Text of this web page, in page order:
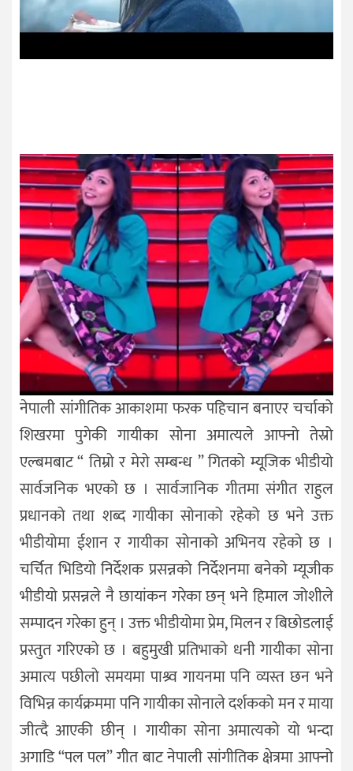
नेपाली सांगीतिक आकाशमा फरक पहिचान बनाएर चर्चाको
शिखरमा पुगेकी गायीका सोना अमात्यले आफ्नो तेस्रो
एल्बमबाट “ तिम्रो र मेरो सम्बन्ध ” गितको म्यूजिक भीडीयो
सार्वजनिक भएको छ । सार्वजानिक गीतमा संगीत राहुल
प्रधानको तथा शब्द गायीका सोनाको रहेको छ भने उक्त
भीडीयोमा ईशान र गायीका सोनाको अभिनय रहेको छ ।
चर्चित भिडियो निर्देशक प्रसन्नको निर्देशनमा बनेको म्यूजीक
भीडीयो प्रसन्नले नै छायांकन गरेका छन् भने हिमाल जोशीले
सम्पादन गरेका हुन् । उक्त भीडीयोमा प्रेम, मिलन र बिछोडलाई
प्रस्तुत गरिएको छ । बहुमुखी प्रतिभाको धनी गायीका सोना
अमात्य पछीलो समयमा पाश्र्व गायनमा पनि व्यस्त छन भने
विभिन्न कार्यक्रममा पनि गायीका सोनाले दर्शकको मन र माया
जीत्दै आएकी छीन् । गायीका सोना अमात्यको यो भन्दा
अगाडि “पल पल” गीत बाट नेपाली सांगीतिक क्षेत्रमा आफ्नो